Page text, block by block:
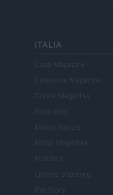
ITALIA
Casa Magazine
Cineverse Magazine
Donne Magazine
Food Blog
Milano Notizie
Motor Magazine
Notizie.it
Offerte Shopping
Pet Story